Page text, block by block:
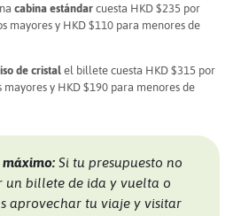
cabina estándar cuesta HKD $235 por
mayores y HKD $110 para menores de
de cristalel billete cuesta HKD $315 por
y HKD $190 para menores de
Si tu presupuesto no
un billete de ida y vuelta o
aprovechar tu viaje y visitar